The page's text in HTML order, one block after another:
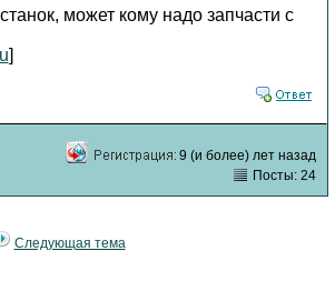
может кому надо запчасти с
]
9 (и более) лет назад
Посты: 24
Следующая тема